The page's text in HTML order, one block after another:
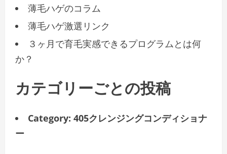
薄毛ハゲのコラム
薄毛ハゲ激選リンク
３ヶ月で育毛実感できるプログラムとは何
か？
カテゴリーごとの投稿
Category: 405クレンジングコンディショナ
ー